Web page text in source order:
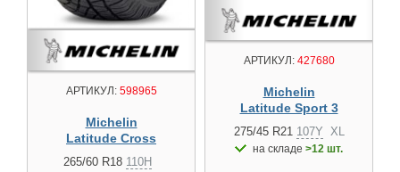
АРТИКУЛ:598965
Michelin
Latitude Cross
265/60 R18 110H
АРТИКУЛ:427680
Michelin
Latitude Sport 3
275/45 R21 107Y XL
на складе >12 шт.